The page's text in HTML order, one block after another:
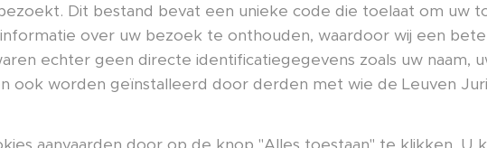
Dit bestand bevat een unieke code die toelaat om uw
over uw bezoek te onthouden, waardoor wij een
echter geen directe identificatiegegevens zoals uw naam,
ook worden geïnstalleerd door derden met wie de Leuven